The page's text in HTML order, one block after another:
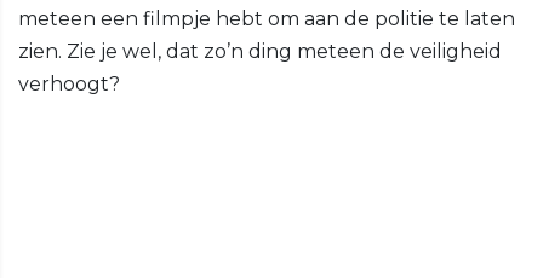
meteen een filmpje hebt om aan de politie te laten
zien. Zie je wel, dat zo’n ding meteen de veiligheid
verhoogt?